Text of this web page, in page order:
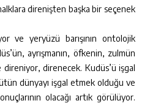
direnişten başka bir seçenek
ve yeryüzü barışının ontolojik
ayrışmanın, öfkenin, zulmün
direnecek. Kudüs’ü işgal
dünyayı işgal etmek olduğu ve
olacağı artık görülüyor.